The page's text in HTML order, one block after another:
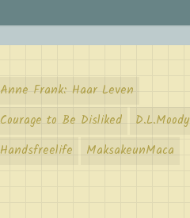
Anne Frank: Haar Leven
Courage to Be Disliked
D.L.Moody
Handsfreelife
MaksakeunMaca